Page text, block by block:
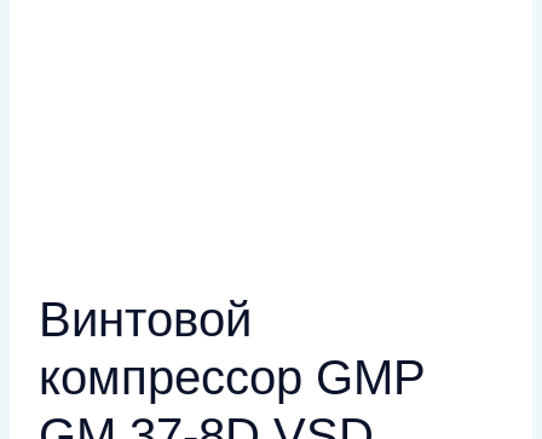
Винтовой
компрессор GMP